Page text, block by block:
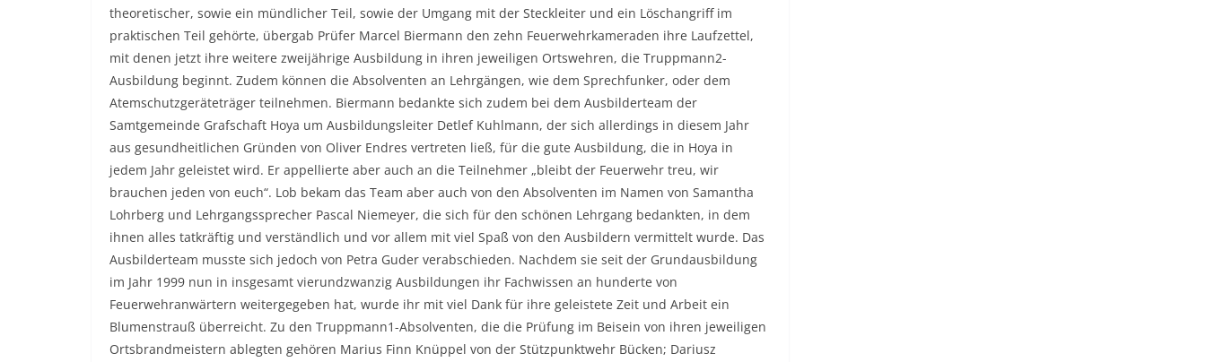
theoretischer, sowie ein mündlicher Teil, sowie der Umgang mit der Steckleiter und ein Löschangriff im
praktischen Teil gehörte, übergab Prüfer Marcel Biermann den zehn Feuerwehrkameraden ihre Laufzettel,
mit denen jetzt ihre weitere zweijährige Ausbildung in ihren jeweiligen Ortswehren, die Truppmann2-
Ausbildung beginnt. Zudem können die Absolventen an Lehrgängen, wie dem Sprechfunker, oder dem
Atemschutzgeräteträger teilnehmen. Biermann bedankte sich zudem bei dem Ausbilderteam der
Samtgemeinde Grafschaft Hoya um Ausbildungsleiter Detlef Kuhlmann, der sich allerdings in diesem Jahr
aus gesundheitlichen Gründen von Oliver Endres vertreten ließ, für die gute Ausbildung, die in Hoya in
jedem Jahr geleistet wird. Er appellierte aber auch an die Teilnehmer „bleibt der Feuerwehr treu, wir
brauchen jeden von euch“. Lob bekam das Team aber auch von den Absolventen im Namen von Samantha
Lohrberg und Lehrgangssprecher Pascal Niemeyer, die sich für den schönen Lehrgang bedankten, in dem
ihnen alles tatkräftig und verständlich und vor allem mit viel Spaß von den Ausbildern vermittelt wurde. Das
Ausbilderteam musste sich jedoch von Petra Guder verabschieden. Nachdem sie seit der Grundausbildung
im Jahr 1999 nun in insgesamt vierundzwanzig Ausbildungen ihr Fachwissen an hunderte von
Feuerwehranwärtern weitergegeben hat, wurde ihr mit viel Dank für ihre geleistete Zeit und Arbeit ein
Blumenstrauß überreicht. Zu den Truppmann1-Absolventen, die die Prüfung im Beisein von ihren jeweiligen
Ortsbrandmeistern ablegten gehören Marius Finn Knüppel von der Stützpunktwehr Bücken; Dariusz